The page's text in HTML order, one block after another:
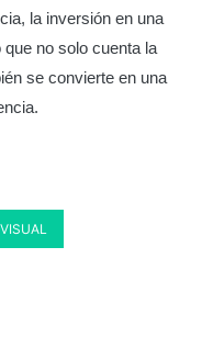
la inversión en una
no solo cuenta la
se convierte en una